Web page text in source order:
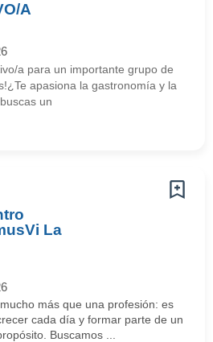
A
a para un importante grupo de
apasiona la gastronomía y la
un
La
más que una profesión: es
cada día y formar parte de un
Buscamos ...